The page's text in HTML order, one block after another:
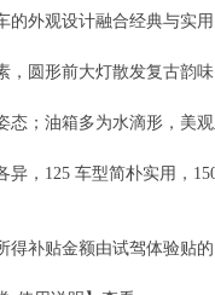
外观设计融合经典与实用
，圆形前大灯散发复古韵
态；油箱多为水滴形，美观
异，125 车型简朴实用，
补贴金额由试驾体验贴的